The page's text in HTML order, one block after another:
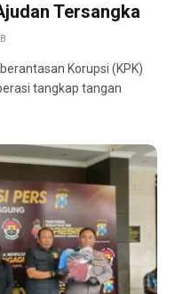
Tersangka
Korupsi (KPK)
tangkap tangan